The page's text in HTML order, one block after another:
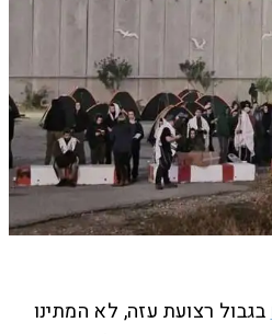
בגבול רצועת עזה, לא המתינו